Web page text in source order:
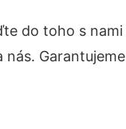
do toho s
nás.